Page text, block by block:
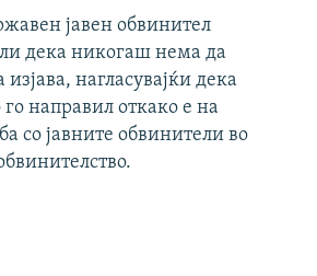
јавен обвинител
дека никогаш нема да
нагласувајќи дека
направил откако е на
со јавните обвинители во